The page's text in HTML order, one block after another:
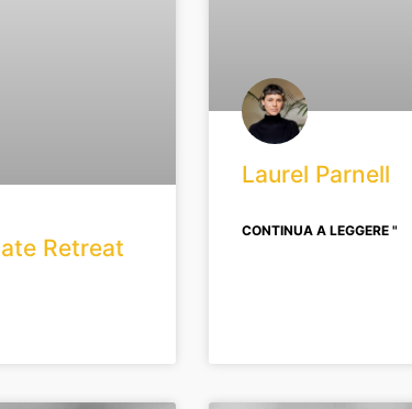
Retreat
Laurel Parnell
CONTINUA A LEGGERE "